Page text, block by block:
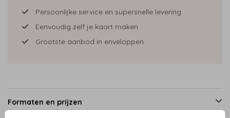
Persoonlijke service en supersnelle levering
Eenvoudig zelf je kaart maken
Grootste aanbod in enveloppen
Formaten en prijzen